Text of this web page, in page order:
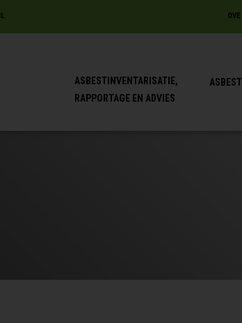
ASBESTINVENTARISATIE,
RAPPORTAGE EN ADVIES